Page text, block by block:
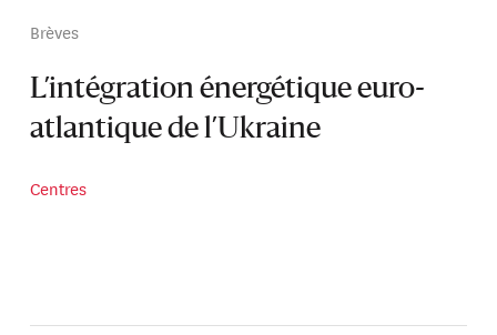
Brèves
L’intégration énergétique euro-
atlantique de l’Ukraine
Centres